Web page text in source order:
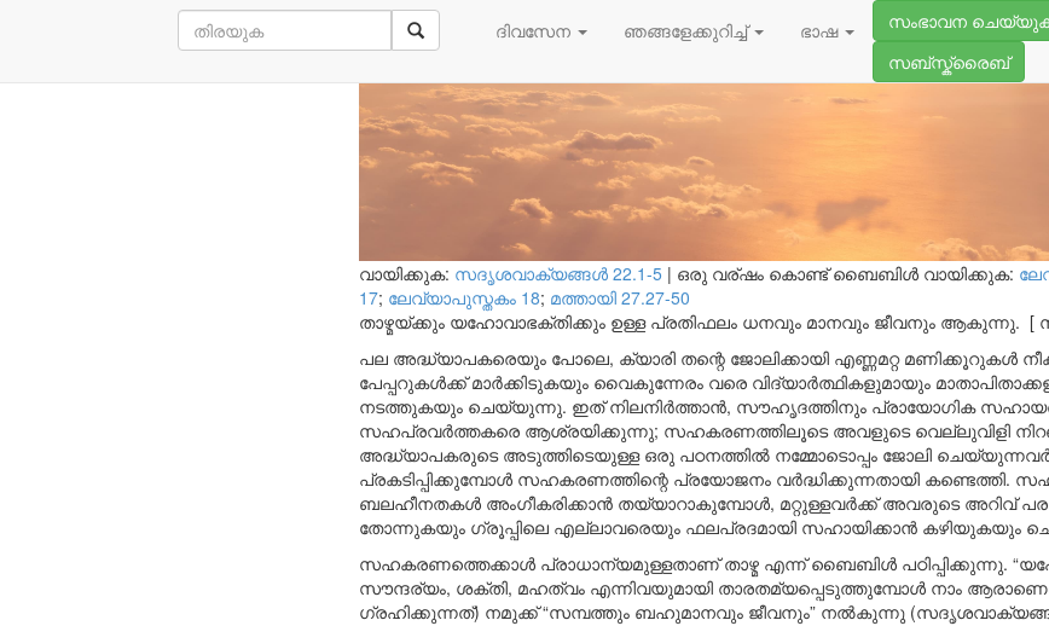
ദിവസേന ഞങ്ങളേക്കുറിച്ച് ഭാഷ
സംഭാവന
സബ്സ്ക്രൈബ്
താഴ്മയുടെ നേട്ടം
ഫെബ്രുവരി 15,
വായിക്കുക: സദൃശവാക്യങ്ങള്‍ 22.1-5 | ഒരു വര്ഷം കൊണ്ട് ബൈബിൾ വായിക്കുക:
17; ലേവ്യാപുസ്തകം 18; മത്തായി 27.27-50
താഴ്മയ്ക്കും യഹോവാഭക്തിക്കും ഉള്ള പ്രതിഫലം ധനവും മാനവും ജീവനും ആകുന്നു. [
പല അദ്ധ്യാപകരെയും പോലെ, ക്യാരി തന്റെ ജോലിക്കായി എണ്ണമറ്റ മണിക്കൂറുകൾ
പേപ്പറുകൾക്ക് മാർക്കിടുകയും വൈകുന്നേരം വരെ വിദ്യാർത്ഥികളുമായും
നടത്തുകയും ചെയ്യുന്നു. ഇത് നിലനിർത്താൻ, സൗഹൃദത്തിനും പ്രായോഗിക
സഹപ്രവർത്തകരെ ആശ്രയിക്കുന്നു; സഹകരണത്തിലൂടെ അവളുടെ വെല്ലുവിളി
അദ്ധ്യാപകരുടെ അടുത്തിടെയുള്ള ഒരു പഠനത്തിൽ നമ്മോടൊപ്പം ജോലി ചെയ്യുന്നവർ
പ്രകടിപ്പിക്കുമ്പോൾ സഹകരണത്തിന്റെ പ്രയോജനം വർദ്ധിക്കുന്നതായി കണ്ടെത്തി.
ബലഹീനതകൾ അംഗീകരിക്കാൻ തയ്യാറാകുമ്പോൾ, മറ്റുള്ളവർക്ക് അവരുടെ അറിവ്
തോന്നുകയും ഗ്രൂപ്പിലെ എല്ലാവരെയും ഫലപ്രദമായി സഹായിക്കാൻ കഴിയുകയും
സഹകരണത്തെക്കാൾ പ്രാധാന്യമുള്ളതാണ് താഴ്മ എന്ന് ബൈബിൾ പഠിപ്പിക്കുന്നു.
സൗന്ദര്യം, ശക്തി, മഹത്വം എന്നിവയുമായി താരതമ്യപ്പെടുത്തുമ്പോൾ നാം
ഗ്രഹിക്കുന്നത്) നമുക്ക് “സമ്പത്തും ബഹുമാനവും ജീവനും” നൽകുന്നു